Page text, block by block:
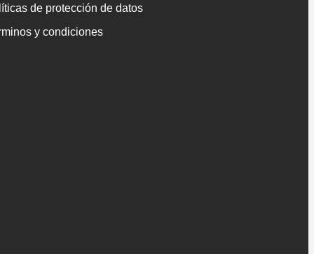
de protección de datos
y condiciones